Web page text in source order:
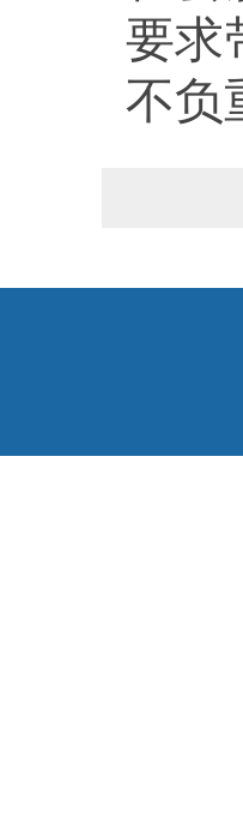
要求
不负